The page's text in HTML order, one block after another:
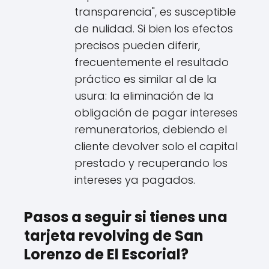
transparencia", es susceptible
de nulidad. Si bien los efectos
precisos pueden diferir,
frecuentemente el resultado
práctico es similar al de la
usura: la eliminación de la
obligación de pagar intereses
remuneratorios, debiendo el
cliente devolver solo el capital
prestado y recuperando los
intereses ya pagados.
Pasos a seguir si tienes una
tarjeta revolving de San
Lorenzo de El Escorial?